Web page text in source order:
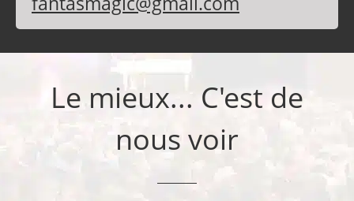
Le mieux... C'est de
nous voir